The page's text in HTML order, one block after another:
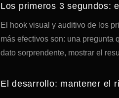
Los primeros 3 segundos:
El hook visual y auditivo de los
más efectivos son: una pregunta
dato sorprendente, mostrar el
El desarrollo: mantener el